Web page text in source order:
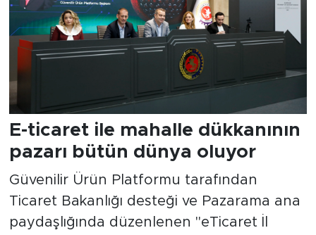
E-ticaret ile mahalle dükkanının
pazarı bütün dünya oluyor
Güvenilir Ürün Platformu tarafından
Ticaret Bakanlığı desteği ve Pazarama ana
paydaşlığında düzenlenen "eTicaret İl